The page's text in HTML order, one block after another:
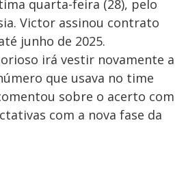
quarta-feira (28), pelo
Victor assinou contrato
junho de 2025.
irá vestir novamente a
que usava no time
sobre o acerto com
com a nova fase da